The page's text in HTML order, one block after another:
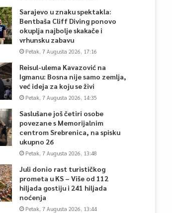
Sarajevo u znaku spektakla:
Bentbaša Cliff Diving ponovo
okuplja najbolje skakače i
vrhunsku zabavu
Petak, 7 Augusta 2026, 17:16
Reisul-ulema Kavazović na
Igmanu: Bosna nije samo zemlja,
već ideja za koju se živi
Petak, 7 Augusta 2026, 14:35
Saslušane još četiri osobe
povezane s Memorijalnim
centrom Srebrenica, na spisku
ukupno 26
Petak, 7 Augusta 2026, 13:48
Juli donio rast turističkog
prometa u KS – Više od 112
hiljada gostiju i 241 hiljada
noćenja
Petak, 7 Augusta 2026, 13:44